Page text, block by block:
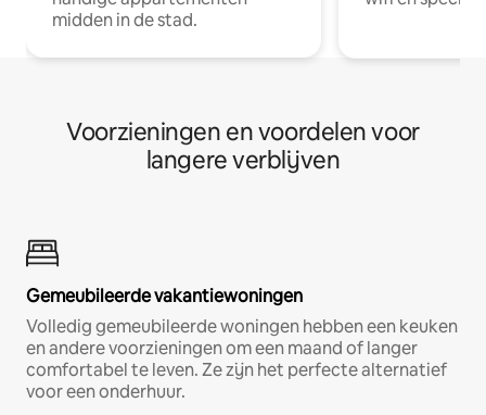
midden in de stad.
Voorzieningen en voordelen voor
langere verblijven
Gemeubileerde vakantiewoningen
Volledig gemeubileerde woningen hebben een keuken
en andere voorzieningen om een maand of langer
comfortabel te leven. Ze zijn het perfecte alternatief
voor een onderhuur.